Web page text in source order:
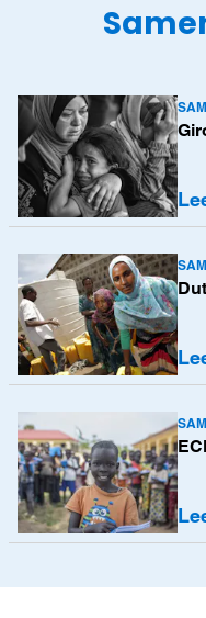
Lees
meer
Lees
meer
Lees
meer